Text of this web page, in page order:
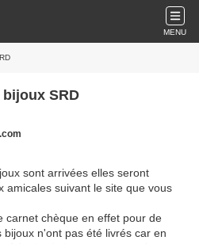
MENU
SRD
sont arrivées elles seront
amicales suivant le site que vous
carnet chèque en effet pour de
n'ont pas été livrés car en